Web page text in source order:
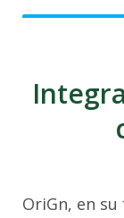
OriGn, en